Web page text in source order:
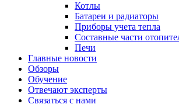
Котлы
Батареи и радиаторы
Приборы учета тепла
Составные части
Печи
Главные новости
Обзоры
Обучение
Отвечают эксперты
Связаться с нами